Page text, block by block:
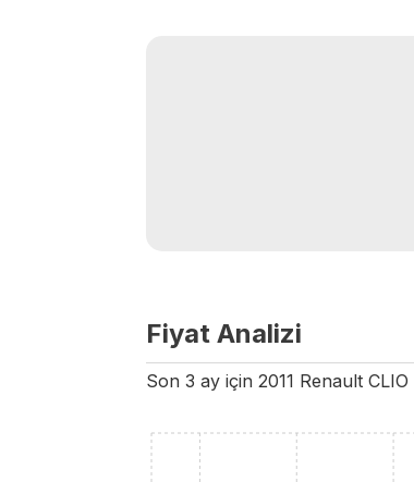
Fiyat Analizi
Son 3 ay için 2011 Renault CLIO